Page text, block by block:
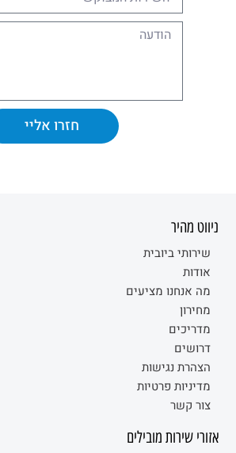
חזרו אליי
ניווט מהיר
שירותי ביובית
אודות
מה אנחנו מציעים
מחירון
מדריכים
דרושים
הצהרת נגישות
מדיניות פרטיות
צור קשר
אזורי שירות מובילים